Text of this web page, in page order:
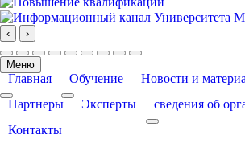
‹ ›
Меню
Главная
More about: Главная
Обучение
More about: Обучение
Новости и
Партнеры Эксперты сведения об
More about:
Контакты